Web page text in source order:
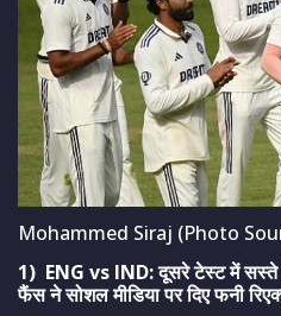
Mohammed Siraj (Photo
1) ENG vs IND: दूसरे टेस्ट में
फैंस ने सोशल मीडिया पर दिए फनी